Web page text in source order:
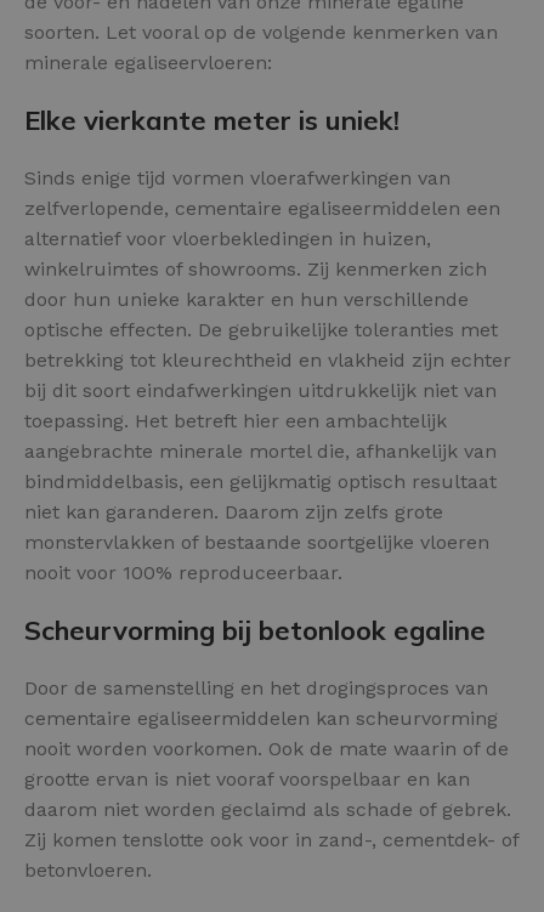
soorten. Let vooral op de volgende kenmerken van
minerale egaliseervloeren:
Elke vierkante meter is uniek!
Sinds enige tijd vormen vloerafwerkingen van
zelfverlopende, cementaire egaliseermiddelen een
alternatief voor vloerbekledingen in huizen,
winkelruimtes of showrooms. Zij kenmerken zich
door hun unieke karakter en hun verschillende
optische effecten. De gebruikelijke toleranties met
betrekking tot kleurechtheid en vlakheid zijn echter
bij dit soort eindafwerkingen uitdrukkelijk niet van
toepassing. Het betreft hier een ambachtelijk
aangebrachte minerale mortel die, afhankelijk van
bindmiddelbasis, een gelijkmatig optisch resultaat
niet kan garanderen. Daarom zijn zelfs grote
monstervlakken of bestaande soortgelijke vloeren
nooit voor 100% reproduceerbaar.
Scheurvorming bij betonlook egaline
Door de samenstelling en het drogingsproces van
cementaire egaliseermiddelen kan scheurvorming
nooit worden voorkomen. Ook de mate waarin of de
grootte ervan is niet vooraf voorspelbaar en kan
daarom niet worden geclaimd als schade of gebrek.
Zij komen tenslotte ook voor in zand-, cementdek- of
betonvloeren.